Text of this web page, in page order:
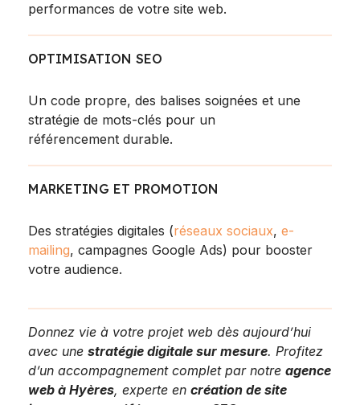
performances de votre site web.
OPTIMISATION SEO
Un code propre, des balises soignées et une
stratégie de mots-clés pour un
référencement durable.
MARKETING ET PROMOTION
Des stratégies digitales (réseaux sociaux, e-
mailing, campagnes Google Ads) pour booster
votre audience.
Donnez vie à votre projet web dès aujourd’hui
avec une stratégie digitale sur mesure. Profitez
d’un accompagnement complet par notre agence
web à Hyères, experte en création de site